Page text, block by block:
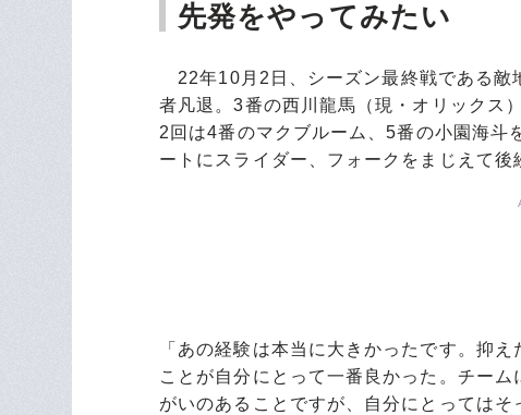
先発をやってみたい
22年10月2日、シーズン最終戦である敵
者凡退。3番の西川龍馬（現・オリックス
2回は4番のマクブルーム、5番の小園海斗
ートにスライダー、フォークをまじえて後
「あの経験は本当に大きかったです。抑
ことが自分にとって一番良かった。チー
がいのあることですが、自分にとってはそ